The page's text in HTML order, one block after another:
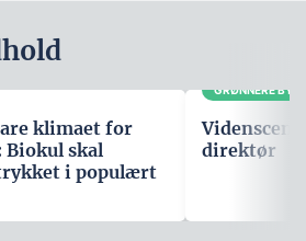
klimaet for
Biokul skal
i populært
GRØNNERE
direktør